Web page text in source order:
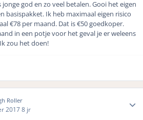
jonge god en zo veel betalen. Gooi het eigen
basispakket. Ik heb maximaal eigen risico
€78 per maand. Dat is €50 goedkoper.
in een potje voor het geval je er weleens
zou het doen!
Roller
20178 jr